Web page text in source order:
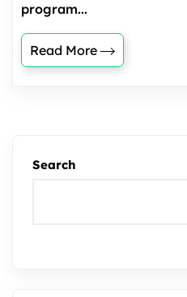
program...
Read More
Search